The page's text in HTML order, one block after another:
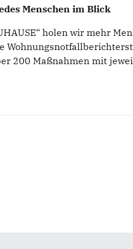
Menschen im Blick
holen wir mehr
200 Maßnahmen mit